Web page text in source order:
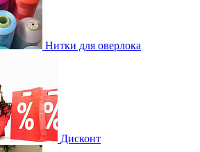
Нитки для оверлока
Дисконт